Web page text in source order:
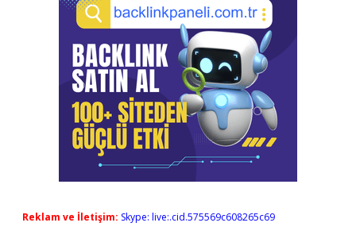
Reklam ve İletişim: Skype: live:.cid.575569c608265c69